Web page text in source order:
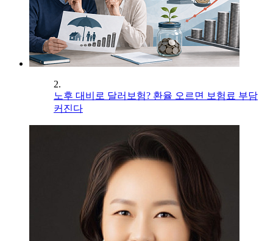
2.
노후 대비로 달러보험? 환율 오르면 보험료 부담
커진다